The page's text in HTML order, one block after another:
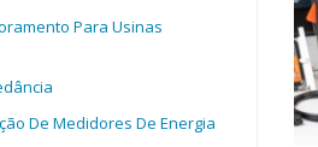
Para Usinas
De Medidores De Energia